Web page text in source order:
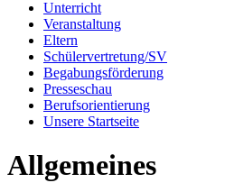
Unterricht
Veranstaltung
Eltern
Schülervertretung/SV
Begabungsförderung
Presseschau
Berufsorientierung
Unsere Startseite
Allgemeines